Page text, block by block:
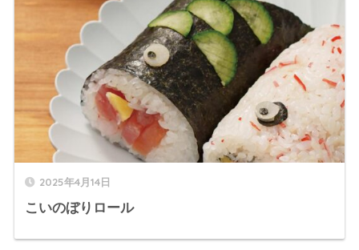
2025年4月14日
こいのぼりロール